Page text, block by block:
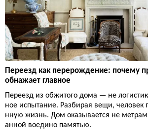
Переезд как перерождение: почему
обнажает главное
Переезд из обжитого дома — не
ное испытание. Разбирая вещи, человек
нную жизнь. Дом оказывается не
анной воедино памятью.